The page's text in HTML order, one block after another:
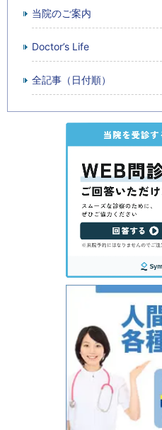
当院のご案内
Doctor’s Life
全記事（日付順）